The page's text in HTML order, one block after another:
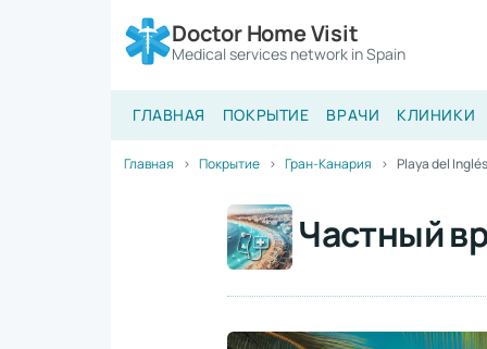
Doctor Home Visit
Medical services network in Spain
ГЛАВНАЯ ПОКРЫТИЕ ВРАЧИ КЛИНИКИ
Главная Покрытие Гран-Канария Playa del Inglés
Частный